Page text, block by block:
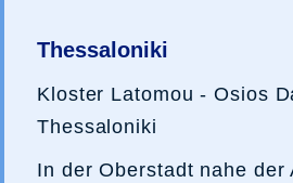
Thessaloniki
Kloster Latomou - Osios
Thessaloniki
In der Oberstadt nahe der